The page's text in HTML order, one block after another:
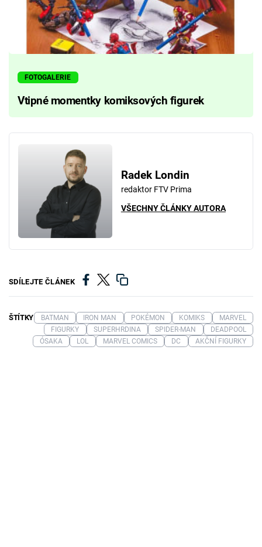
FOTOGALERIE
Vtipné momentky komiksových figurek
Radek Londin
redaktor FTV Prima
VŠECHNY ČLÁNKY AUTORA
SDÍLEJTE ČLÁNEK
ŠTÍTKY BATMAN IRON MAN POKÉMON KOMIKS
MARVEL
FIGURKY
SUPERHRDINA SPIDER-MAN
DEADPOOL
ÓSAKA
LOL MARVEL COMICS DC AKČNÍ FIGURKY